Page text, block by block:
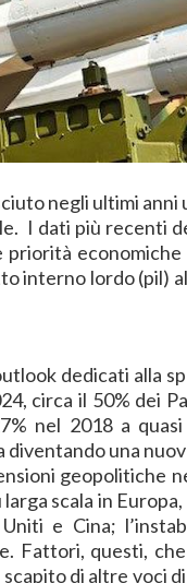
negli ultimi
I dati più recenti
interno lordo (pil)
dedicati alla
circa il 50% dei
nel 2018 a
diventando una
geopolitiche
scala in
e Cina;
Fattori, questi,
di altre voci